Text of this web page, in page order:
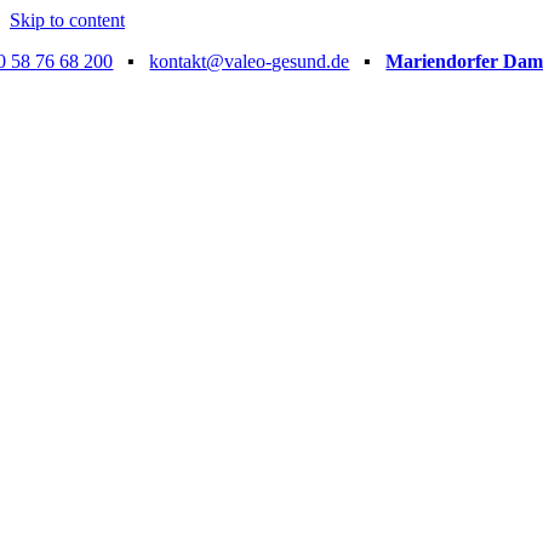
Skip to content
58 76 68 200 ▪kontakt@valeo-gesund.de ▪Mariendorfer